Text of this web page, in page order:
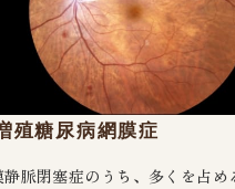
殖糖尿病網膜症
静脈閉塞症のうち、多くを占め